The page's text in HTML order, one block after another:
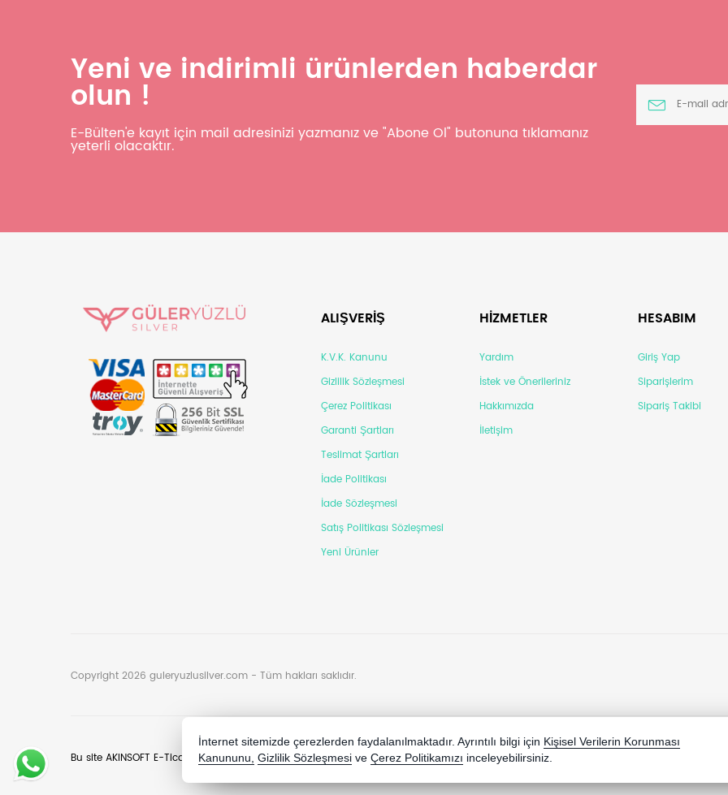
Yeni ve indirimli ürünlerden haberdar
olun !
E-Bülten'e kayıt için mail adresinizi yazmanız ve "Abone Ol" butonuna tıklamanız
yeterli olacaktır.
ALIŞVERİŞ
K.V.K. Kanunu
Gizlilik Sözleşmesi
Çerez Politikası
Garanti Şartları
Teslimat Şartları
İade Politikası
İade Sözleşmesi
Satış Politikası Sözleşmesi
Yeni Ürünler
HİZMETLER
Yardım
İstek ve Önerileriniz
Hakkımızda
İletişim
HESABIM
Giriş Yap
Siparişlerim
Sipariş Takibi
Copyright 2026 guleryuzlusilver.com - Tüm hakları saklıdır.
Bu site AKINSOFT E-Ticaret ile hazırlanmıştır.
İnternet sitemizde çerezlerden faydalanılmaktadır. Ayrıntılı bilgi için Kişisel Verilerin Korunması
Kanununu, Gizlilik Sözleşmesi ve Çerez Politikamızı inceleyebilirsiniz.